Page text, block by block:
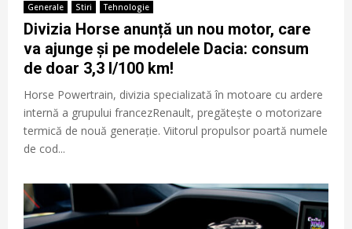
Generale Stiri Tehnologie
Divizia Horse anunță un nou motor, care
va ajunge și pe modelele Dacia: consum
de doar 3,3 l/100 km!
Horse Powertrain, divizia specializată în motoare cu ardere
internă a grupului francezRenault, pregătește o motorizare
termică de nouă generație. Viitorul propulsor poartă numele
de cod...